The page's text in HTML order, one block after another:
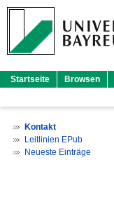
Startseite Browsen
Kontakt
Leitlinien EPub
Neueste Einträge